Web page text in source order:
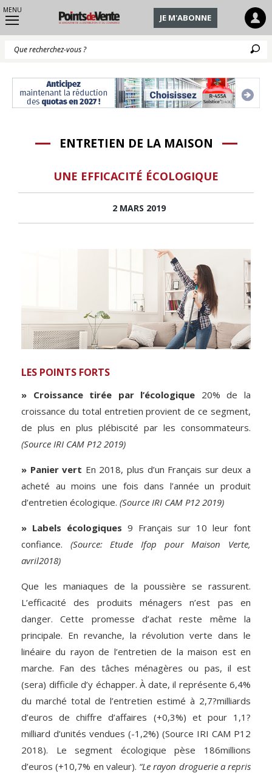
MENU
JE M'ABONNE
ENTRETIEN DE LA MAISON
UNE EFFICACITÉ ÉCOLOGIQUE
2 MARS 2019
LES POINTS FORTS
» Croissance tirée par l’écologique 20% de la
croissance du total entretien provient de ce segment,
de plus en plus plébiscité par les consommateurs.
(Source IRI CAM P12 2019)
» Panier vert En 2018, plus d’un Français sur deux a
acheté au moins une fois dans l’année un produit
d’entretien écologique. (Source IRI CAM P12 2019)
» Labels écologiques 9 Français sur 10 leur font
confiance. (Source: Etude Ifop pour Maison Verte,
avril2018)
Que les maniaques de la poussière se rassurent.
L’efficacité des produits ménagers n’est pas en
danger. Cette promesse d’achat reste même la
principale. En revanche, la révolution verte dans le
linéaire du rayon de l’entretien de la maison est en
marche. Fan des tâches ménagères ou pas, il est
(sera) difficile d’y échapper. À date, il représente 6,4%
du marché total de l’entretien estimé à 2,7?milliards
d’euros de chiffre d’affaires (+0,3%) et pour 1,1?
milliard d’unités vendues (-1,2%) (Source IRI CAM P12
2018). Le segment écologique pèse 186millions
d’euros (+10,7% en valeur). “Le rayon droguerie a repris